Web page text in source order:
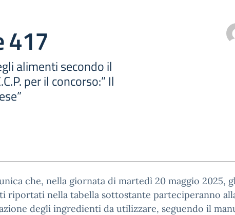
417
alimenti secondo il
per il concorso:” Il
che, nella giornata di martedì 20 maggio 2025,
riportati nella tabella sottostante parteciperanno
degli ingredienti da utilizzare, seguendo il